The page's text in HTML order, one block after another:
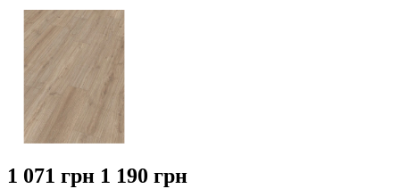
1 071 грн 1 190 грн